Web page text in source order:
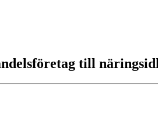
till